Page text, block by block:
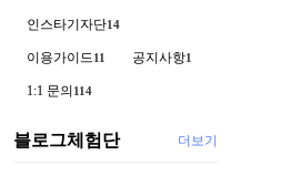
인스타기자단14
이용가이드 11 공지사항1
1:1 문의114
블로그체험단 더보기